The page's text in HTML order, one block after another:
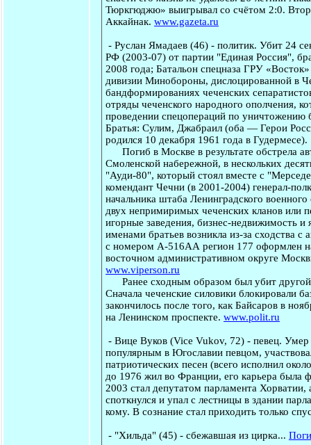
Тюркгюджю» выигрывал со счётом 2:0.
Аккайнак.www.gazeta.ru
-Руслан Ямадаев (46) - политик. Убит 24
РФ (2003-07) от партии "Единая Россия",
2008 года; Батальон спецназа ГРУ
дивизии Минобороны, дислоцированной в
бандформированиях чеченских
отряды чеченского народного ополчения,
проведении спецопераций по уничтожению
Братья: Сулим, Джабраил (оба — Герои
родился 10 декабря 1961 года в Гудермесе).
Погиб в Москве в результате обстрела
Смоленской набережной, в нескольких
"Ауди-80", который стоял вместе с
комендант Чечни (в 2001-2004) генерал-
начальника штаба Ленинградского
двух непримиримых чеченских кланов или
игорные заведения, бизнес-недвижимость
именами братьев возникла из-за сходства
с номером А-516АА регион 177 оформлен
восточном административном округе
www.viperson.ru
Ранее сходным образом был убит
Сначала чеченские силовики блокировали
закончилось после того, как Байсаров в
на Ленинском проспекте.www.polit.ru
-Вице Вуков (Vice Vukov, 72) - певец.
популярным в Югославии певцом,
патриотических песен (всего исполнил
до 1976 жил во Франции, его карьера была
2003 стал депутатом парламента
споткнулся и упал с лестницы в здании
кому. В сознание стал приходить только
- "Хильда" (45) - сбежавшая из цирка...